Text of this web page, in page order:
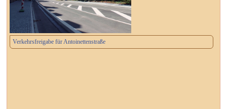
Verkehrsfreigabe für Antoinettenstraße